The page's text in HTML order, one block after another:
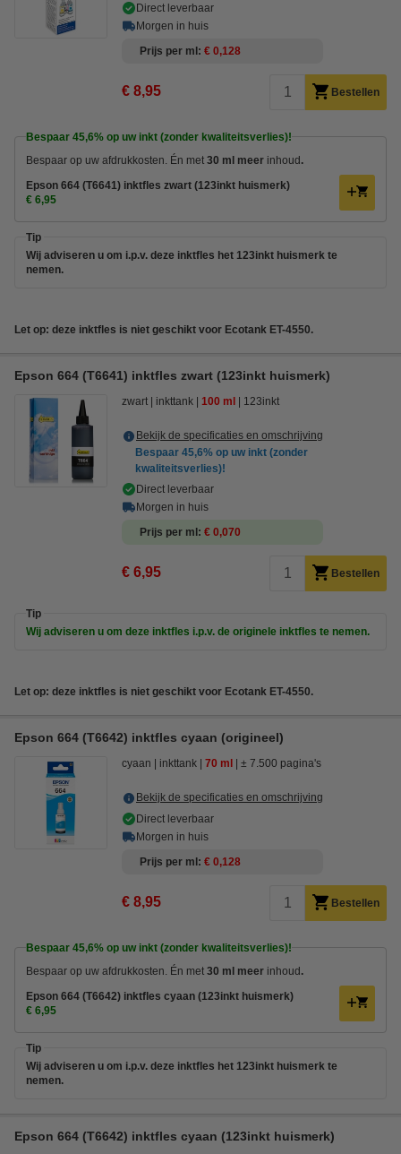
Direct leverbaar
Morgen in huis
Prijs per ml
€ 0,128
€ 8,95 Bestellen
Bespaar 45,6% op uw inkt (zonder kwaliteitsverlies)!
Bespaar op uw afdrukkosten. Én met 30 ml meer inhoud .
Epson 664 (T6641) inktfles zwart (123inkt huismerk)
€ 6,95
Tip
Wij adviseren u om i.p.v. deze inktfles het 123inkt huismerk te
nemen.
Let op: deze inktfles is niet geschikt voor Ecotank ET-4550.
Epson 664 (T6641) inktfles zwart (123inkt huismerk)
zwart inkttank 100 ml 123inkt
Bekijk de specificaties en omschrijving
Bespaar 45,6% op uw inkt (zonder
kwaliteitsverlies)!
Direct leverbaar
Morgen in huis
Prijs per ml
€ 0,070
€ 6,95 Bestellen
Tip
Wij adviseren u om deze inktfles i.p.v. de originele inktfles te nemen.
Let op: deze inktfles is niet geschikt voor Ecotank ET-4550.
Epson 664 (T6642) inktfles cyaan (origineel)
cyaan inkttank 70 ml ± 7.500 pagina's
Bekijk de specificaties en omschrijving
Direct leverbaar
Morgen in huis
Prijs per ml
€ 0,128
€ 8,95 Bestellen
Bespaar 45,6% op uw inkt (zonder kwaliteitsverlies)!
Bespaar op uw afdrukkosten. Én met 30 ml meer inhoud .
Epson 664 (T6642) inktfles cyaan (123inkt huismerk)
€ 6,95
Tip
Wij adviseren u om i.p.v. deze inktfles het 123inkt huismerk te
nemen.
Epson 664 (T6642) inktfles cyaan (123inkt huismerk)